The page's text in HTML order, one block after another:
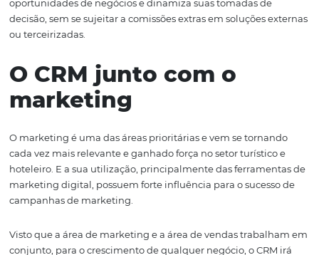
estabelecimento, do momento da compra ao pós,
hóspede..
Aliás, um bom CRM também trabalha na captação de
clientes, auxiliando na construção da mensagem e
entre hotel / pousada / resort com futuros hóspedes,
caminhos de comunicação, destacando diferenciais,
aos perfis conhecidos.
Por que sua
deve investir em